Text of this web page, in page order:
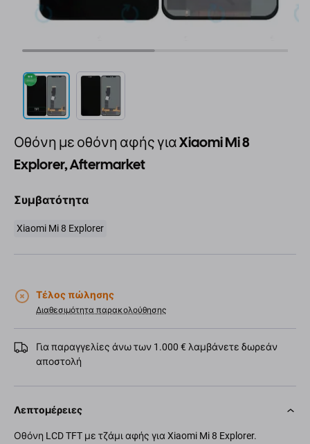
Οθόνη με οθόνη αφής για Xiaomi Mi 8
Explorer, Aftermarket
Συμβατότητα
Xiaomi Mi 8 Explorer
Τέλος πώλησης
Διαθεσιμότητα παρακολούθησης
Για παραγγελίες άνω των 1.000 € λαμβάνετε δωρεάν
αποστολή
Λεπτομέρειες
Οθόνη LCD TFT με τζάμι αφής για Xiaomi Mi 8 Explorer.